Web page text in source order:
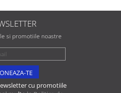
si promotiile noastre
cu promotiile